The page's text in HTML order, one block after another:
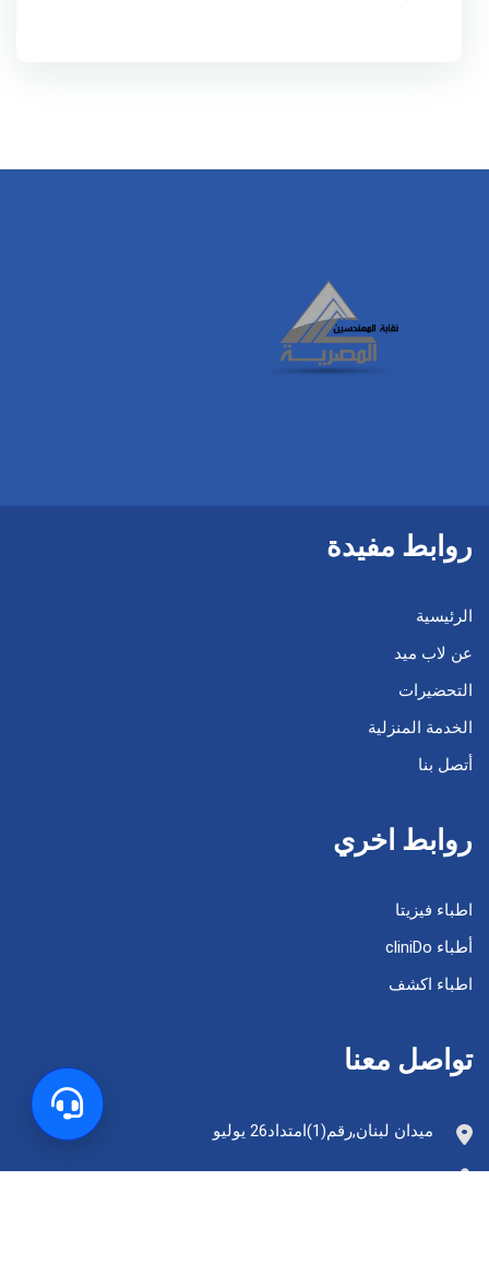
روابط مفيدة
الرئيسية
عن لاب ميد
التحضيرات
الخدمة المنزلية
أتصل بنا
روابط اخري
اطباء فيزيتا
أطباء cliniDo
اطباء اكشف
تواصل معنا
ميدان لبنان,رقم(1)امتداد26 يوليو